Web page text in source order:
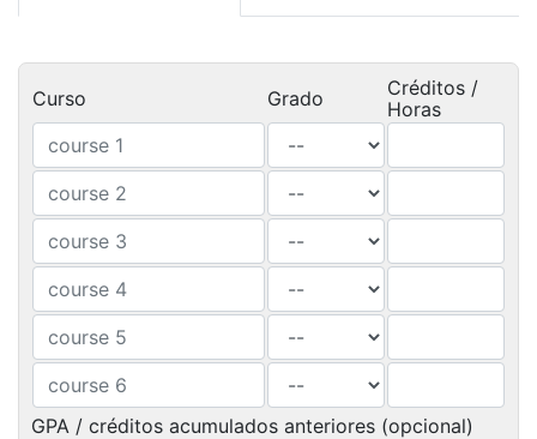
Curso Grado
Créditos /
Horas
GPA / créditos acumulados anteriores (opcional)